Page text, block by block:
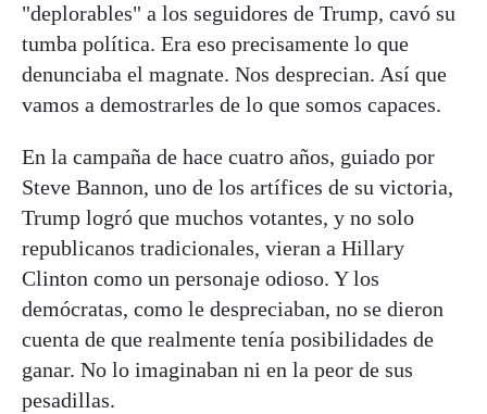
"deplorables" a los seguidores de Trump, cavó su
tumba política. Era eso precisamente lo que
denunciaba el magnate. Nos desprecian. Así que
vamos a demostrarles de lo que somos capaces.
En la campaña de hace cuatro años, guiado por
Steve Bannon, uno de los artífices de su victoria,
Trump logró que muchos votantes, y no solo
republicanos tradicionales, vieran a Hillary
Clinton como un personaje odioso. Y los
demócratas, como le despreciaban, no se dieron
cuenta de que realmente tenía posibilidades de
ganar. No lo imaginaban ni en la peor de sus
pesadillas.